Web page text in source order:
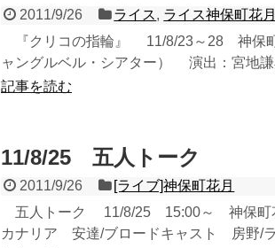
2011/9/26 ライス, ライス神保町花月
『クリコの指輪』 11/8/23～28 神保
ャングルベル・シアター） 演出：宮地
記事を読む
11/8/25 五人トーク
2011/9/26
[ライブ]神保町花月
五人トーク 11/8/25 15:00～ 神保町
カナリア 安達/ブロードキャスト 房野/